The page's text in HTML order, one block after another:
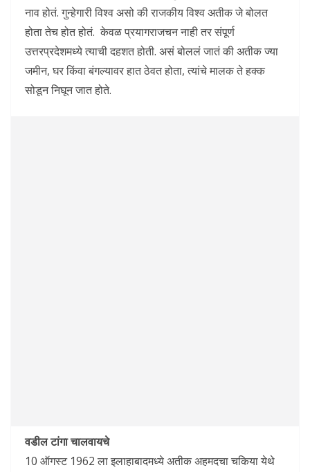
नाव होतं. गुन्हेगारी विश्व असो की राजकीय विश्व अतीक जे बोलत
होता तेच होत होतं. केवळ प्रयागराजचन नाही तर संपूर्ण
उत्तरप्रदेशमध्ये त्याची दहशत होती. असं बोललं जातं की अतीक ज्या
जमीन, घर किंवा बंगल्यावर हात ठेवत होता, त्यांचे मालक ते हक्क
सोडून निघून जात होते.
वडील टांगा चालवायचे
10 ऑगस्ट 1962 ला इलाहाबादमध्ये अतीक अहमदचा चकिया येथे